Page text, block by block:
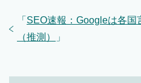
「 SEO速報：Googleは各国
（推測）
」